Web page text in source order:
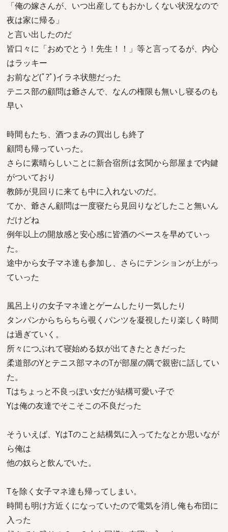
「俺の嫁さんが、いつ出産してもおかしくない状況なので
夜は家に帰る」
と言い出したのだ
皆口々に「おめでとう！先生！！」等と言ってるが、内心
はラッキー
お前など(ﾟ?ﾟ)イラネ状態だった
テニス部の顧問は爺さんで、なんの権限も無いし寝るのも
早い
時間もたち、酒つまみの買出しも終了
顧問も帰っていった。
さらに素晴らしいことに新合宿所は玄関から部屋まで内鍵
がついており
教師が見回りに来ても中に入れないのだ。
てか、爺さん顧問は一度寝たら見回りなどしたこと無いん
だけどね
例年以上の開放感と安心感に皆酒のペースを早めていっ
た。
途中から女子マネ達も参加し、さらにテンションが上がっ
ていった
風呂上りの女子マネ達とゲームしたり一気したり
タンパンからちらちら覗くパンツを凝視したり楽しく時間
は過ぎていく。
所々につぶれて寝始める奴が出てきたときだった
柔道部のYとテニス部マネのTが部屋の隅で親密に話してい
た。
Tはちょっと不良っぽい女だが結構可愛い子で
Yは俺の友達でそこそこの不良だった
そういえば、YはTのこと結構気に入ってたなとか思いなが
ら俺は
他の奴らと飲んでいた。
Tを除く女子マネ達も帰ってしまい。
時間も明け方近くになっていたので電気を消し俺も布団に
入った